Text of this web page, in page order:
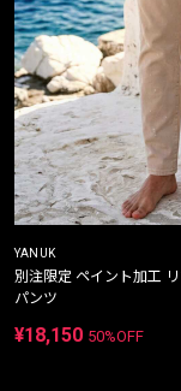
YANUK
別注限定 ペイント加工
パンツ
¥18,150 50%OFF